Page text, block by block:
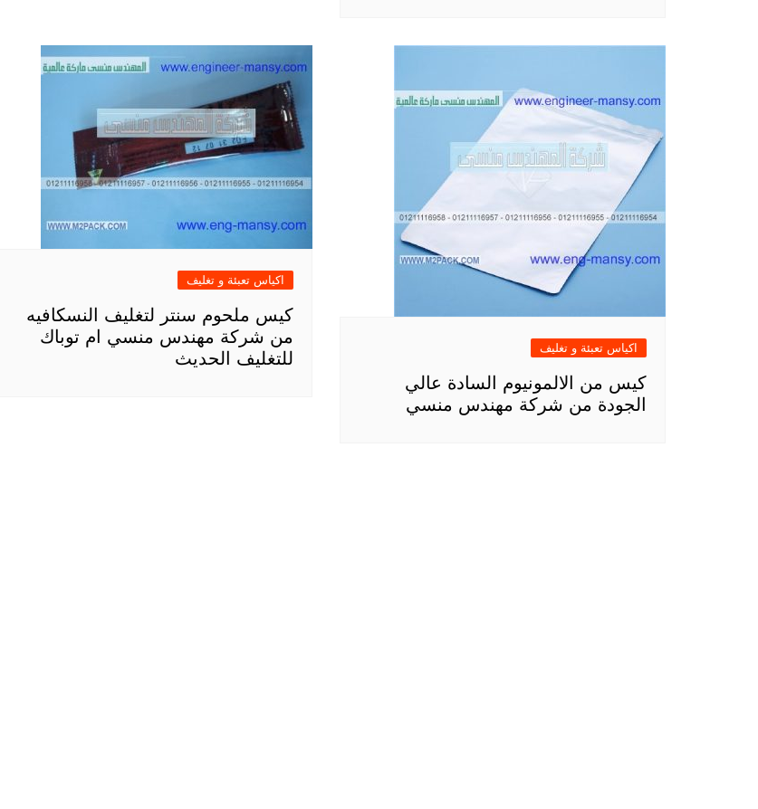
اكياس تعبئة و تغليف
كيس من الالمونيوم السادة عالي
الجودة من شركة مهندس منسي
اكياس تعبئة و تغليف
كيس ملحوم سنتر لتغليف النسكافيه
من شركة مهندس منسي ام توباك
للتغليف الحديث